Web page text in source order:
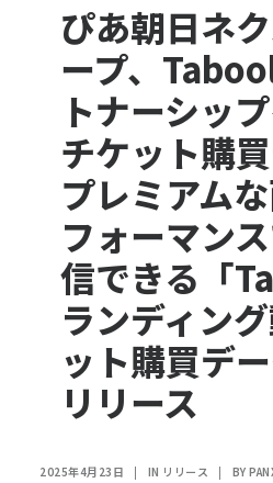
ぴあ朝日ネ
ープ、
トナーシッ
チケット購
プレミアム
フォーマン
信できる「
ランディン
ット購買デ
リリース
2025年4月23日 | IN リリース | BY